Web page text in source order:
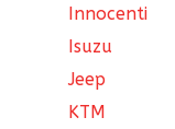
Innocenti
Isuzu
Jeep
KTM